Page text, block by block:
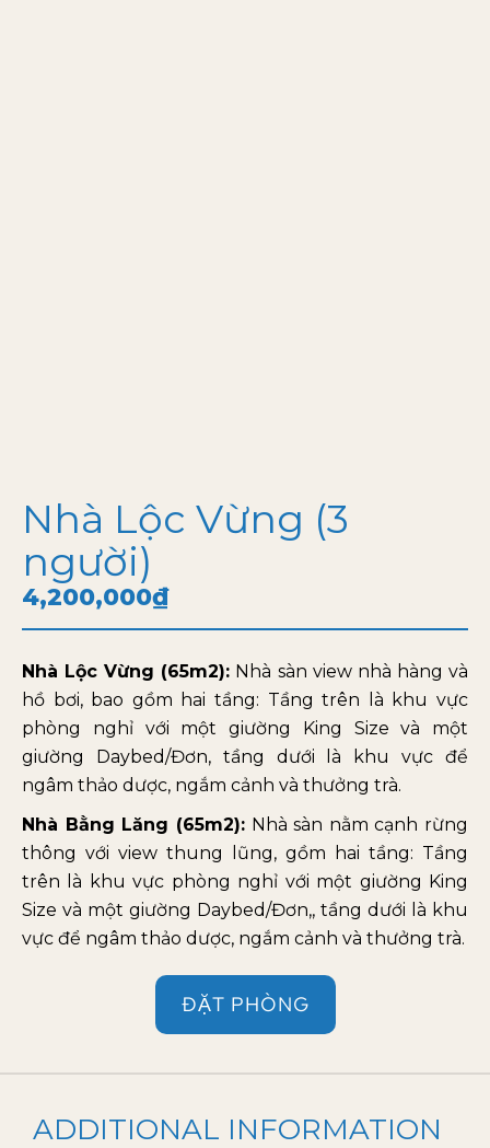
Nhà Lộc Vừng (3
người)
4,200,000₫
Nhà Lộc Vừng (65m2): Nhà sàn view nhà hàng và
hồ bơi, bao gồm hai tầng: Tầng trên là khu vực
phòng nghỉ với một giường King Size và một
giường Daybed/Đơn, tầng dưới là khu vực để
ngâm thảo dược, ngắm cảnh và thưởng trà.
Nhà Bằng Lăng (65m2):Nhà sàn nằm cạnh rừng
thông với view thung lũng, gồm hai tầng: Tầng
trên là khu vực phòng nghỉ với một giường King
Size và một giường Daybed/Đơn,, tầng dưới là khu
vực để ngâm thảo dược, ngắm cảnh và thưởng trà.
ĐẶT PHÒNG
ADDITIONAL INFORMATION